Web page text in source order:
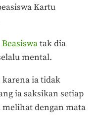
Kartu
Beasiswatak dia
mental.
karena ia tidak
ia saksikan setiap
dengan mata